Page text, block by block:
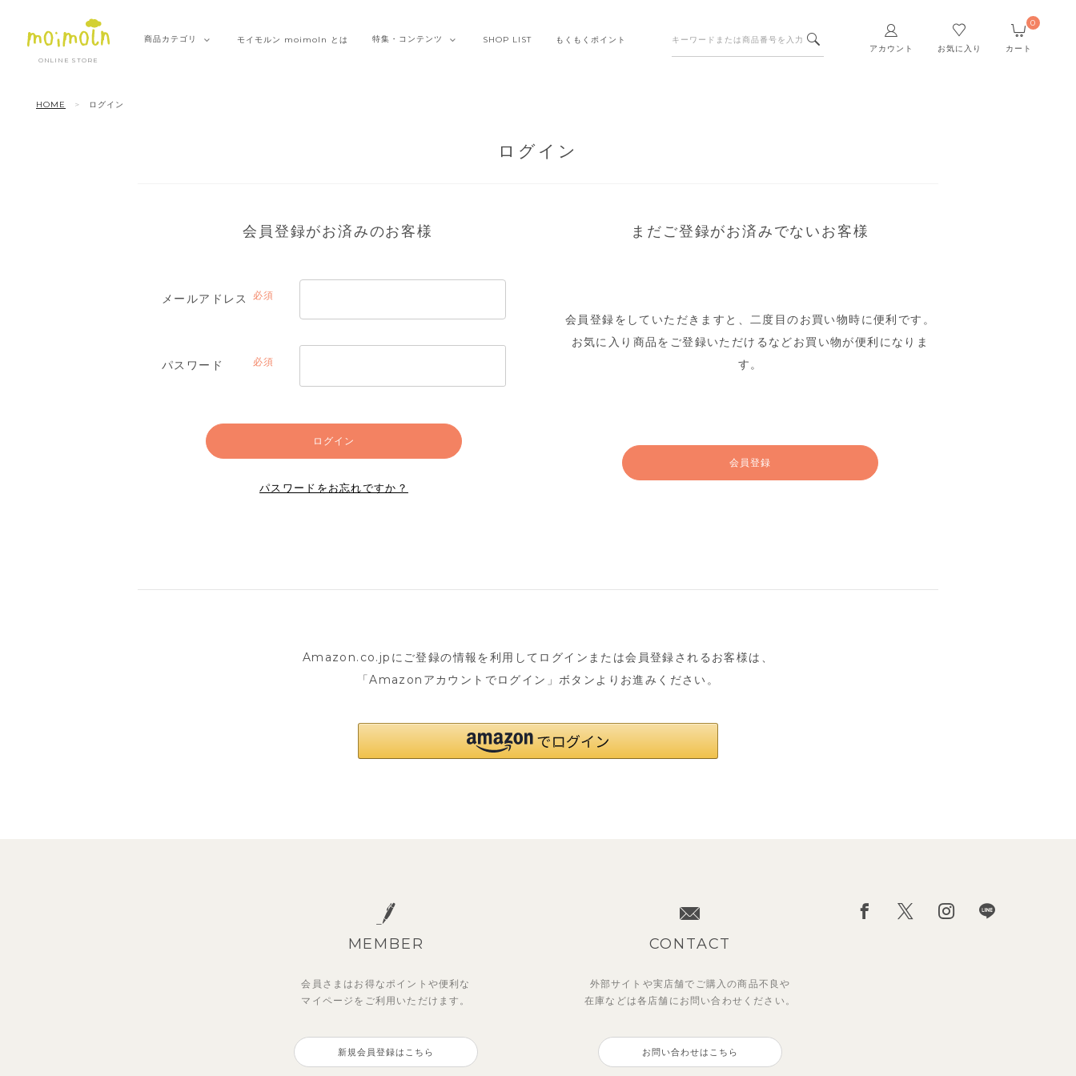
ONLINE STORE
アカウント お気に入り カート
0
商品カテゴリ モイモルン moimoln とは 特集・ コンテンツ SHOP LIST もくもくポイント
HOME ログイン
ログイン
会員登録がお済みのお客様
メールアドレス
パスワード
ログイン
パスワードをお忘れですか？
まだご登録がお済みでないお客様
会員登録をしていただきますと、二度目のお買い物時に便利です。
お気に入り商品をご登録いただけるなどお買い物が便利になりま
す。
会員登録
Amazon.co.jpにご登録の情報を利用してログインまたは会員登録されるお客様は、
「Amazonアカウントでログイン」ボタンよりお進みください。
MEMBER
会員さまはお得なポイントや便利な
マイページを ご利用いただけます。
新規会員登録はこちら
CONTACT
外部サイトや実店舗でご購入の商品不良や
在庫などは各店舗に お問い合わせください。
お問い合わせはこちら